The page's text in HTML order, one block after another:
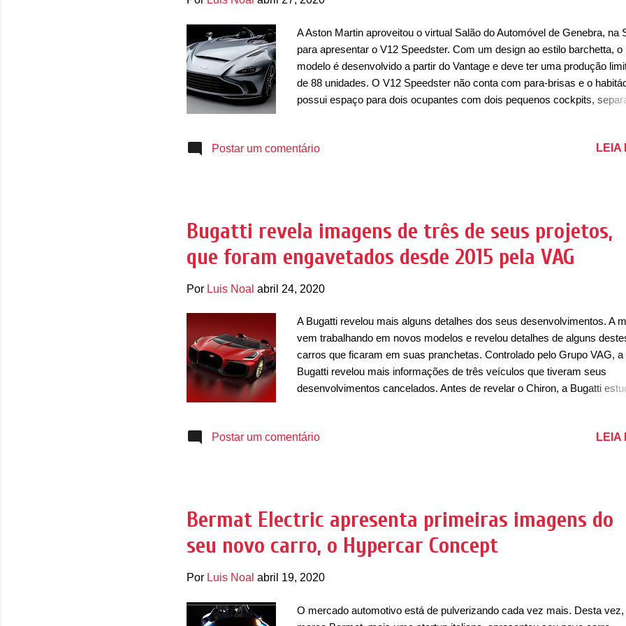
A Aston Martin aproveitou o virtual Salão do Automóvel de Genebra, na
para apresentar o V12 Speedster. Com um design ao estilo barchetta, o
modelo é desenvolvido a partir do Vantage e deve ter uma produção
de 88 unidades. O V12 Speedster não conta com para-brisas e o
possui espaço para dois ocupantes com dois pequenos cockpits,
modernas e com claras inspiradas nos carros atuais da marca britânica.
interior, o superesportivo com produção limitada conta com muitos
em fibra de carbono e elementos em estilo ret...
Postar um comentário LEIA
Bugatti revela imagens de três de seus projetos,
que foram engavetados desde 2015 pela VAG
Por Luis Noal abril 24, 2020
A Bugatti revelou mais alguns detalhes dos seus desenvolvimentos. A
vem trabalhando em novos modelos e revelou detalhes de alguns
carros que ficaram em suas pranchetas. Controlado pelo Grupo VAG, a
Bugatti revelou mais informações de três veículos que tiveram seus
desenvolvimentos cancelados. Antes de revelar o Chiron, a Bugatti
pareceram ser as mais acertadas para o momento, o que ocasionou o
convencional Veyron, dotado de um espetacular trabalho de
reencarroçamento. Há ainda detalhes que podem remeter ao Veyron e
antecipou detalhes que for...
Postar um comentário LEIA
Bermat Electric apresenta primeiras imagens do
seu novo carro, o Hypercar Concept
Por Luis Noal abril 19, 2020
O mercado automotivo está de pulverizando cada vez mais. Desta vez,